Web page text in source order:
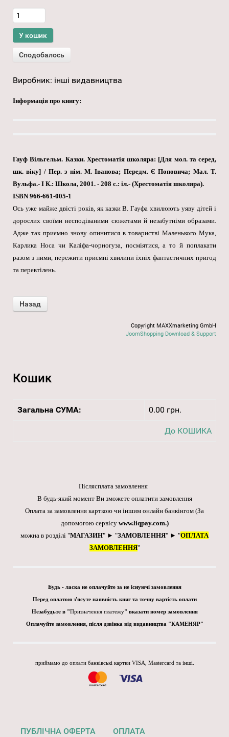
Виробник: інші видавництва
Інформація про книгу:
Гауф Вільгельм. Казки. Хрестоматія школяра: [Для мол. та серед,
шк. віку] / Пер. з нім. М. Іванова; Передм. Є Поповича; Мал. Т.
Вульфа.- І К.: Школа, 2001. - 208 с.: іл.- (Хрестоматія школяра).
ISBN 966-661-005-1
Ось уже майже двісті років, як казки В. Гауфа хвилюють уяву дітей і
дорослих своїми несподіваними сюжетами й незабутніми образами.
Адже так приємно знову опинитися в товаристві Маленького Мука,
Карлика Носа чи Каліфа-чорногуза, посміятися, а то й поплакати
разом з ними, пережити приємні хвилини їхніх фантастичних пригод
та перевтілень.
Copyright MAXXmarketing GmbH
JoomShopping Download & Support
Кошик
Загальна СУМА: 0.00 грн.
До КОШИКА
Післясплата замовлення
В будь-який момент Ви зможете оплатити замовлення
Оплата за замовлення карткою чи іншим онлайн банкінгом (За
допомогою сервісу www.liqpay.com.)
можна в розділі "МАГАЗИН" ► "ЗАМОВЛЕННЯ" ► "ОПЛАТА
ЗАМОВЛЕННЯ"
Будь - ласка не оплачуйте за не існуючі замовлення
Перед оплатою з'ясуте наявність книг та точну вартість оплати
Незабудьте в "Призначення платежу" вказати номер замовлення
Оплачуйте замовлення, після дзвінка від видавництва "КАМЕНЯР"
приймамо до оплати банківські картки VISA, Mastercard та інші.
ПУБЛІЧНА ОФЕРТА ОПЛАТА